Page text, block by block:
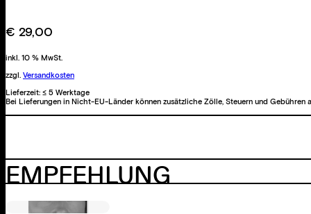
€ 29,00
inkl. 10 % MwSt.
zzgl. Versandkosten
Lieferzeit: ≤ 5 Werktage
Bei Lieferungen in Nicht-EU-Länder können zusätzliche Zölle, Steuern und Gebühren
EMPFEHLUNG